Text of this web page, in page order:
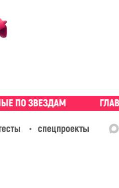
спецпроекты